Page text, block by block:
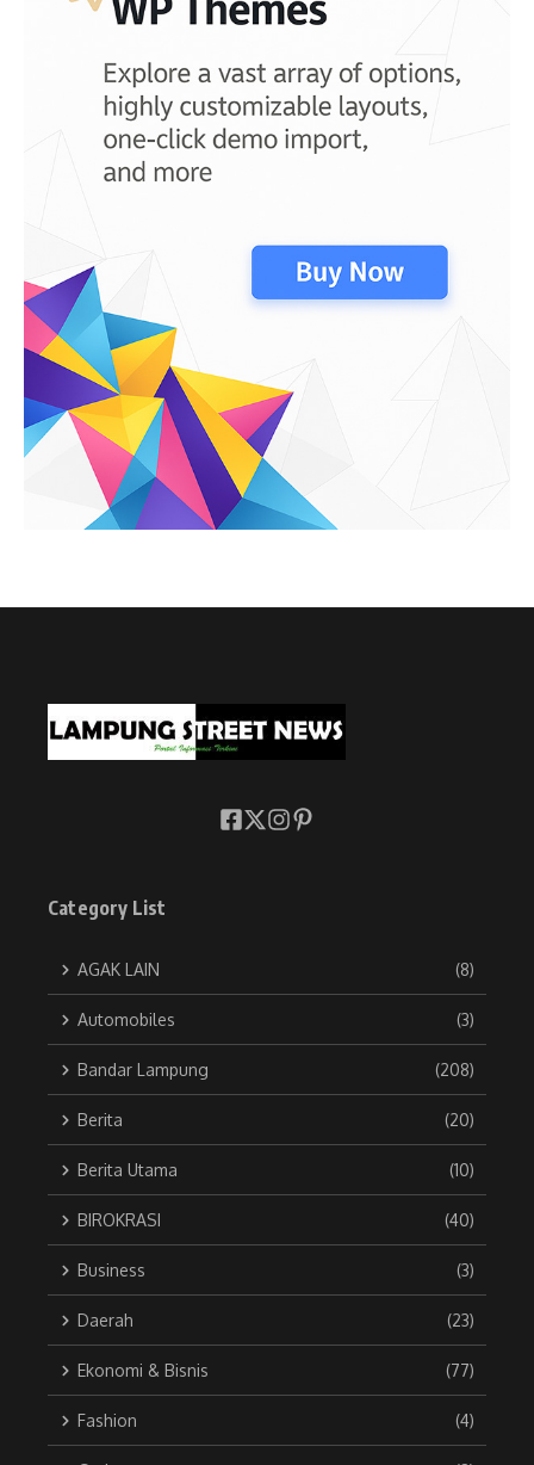
Category List
AGAK LAIN (8)
Automobiles (3)
Bandar Lampung (208)
Berita (20)
Berita Utama (10)
BIROKRASI (40)
Business (3)
Daerah (23)
Ekonomi & Bisnis (77)
Fashion (4)